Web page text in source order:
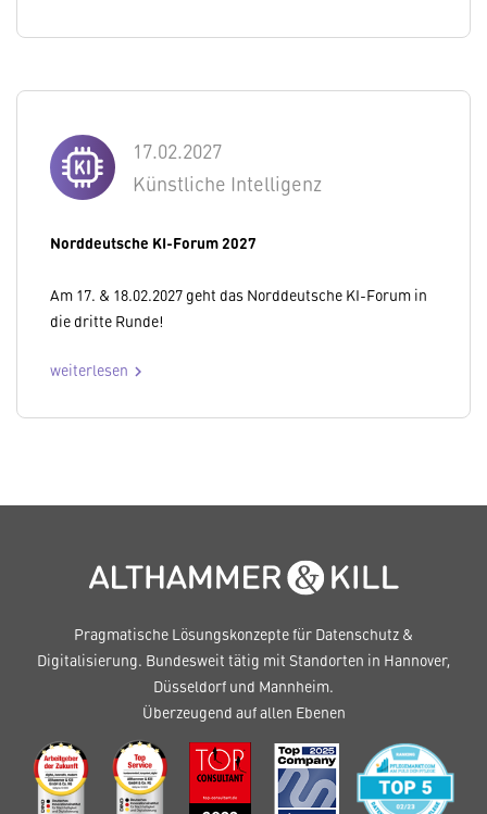
17.02.2027
Künstliche Intelligenz
Norddeutsche KI-Forum 2027
Am 17. & 18.02.2027 geht das Norddeutsche KI-Forum in
die dritte Runde!
weiterlesen chevron_right
Pragmatische Lösungskonzepte für Datenschutz &
Digitalisierung. Bundesweit tätig mit Standorten in Hannover,
Düsseldorf und Mannheim.
Überzeugend auf allen Ebenen